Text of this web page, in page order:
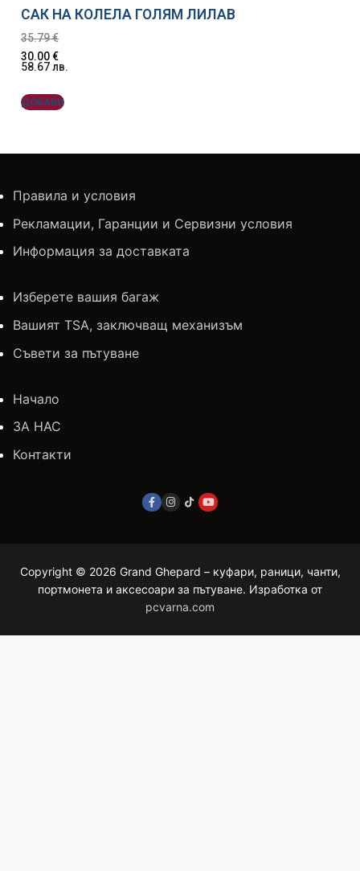
САК НА КОЛЕЛА ГОЛЯМ ЛИЛАВ
35.79€
30.00€
58.67лв.
ДОБАВИ
Правила и условия
Рекламации, Гаранции и Сервизни условия
Информация за доставката
Изберете вашия багаж
Вашият TSA, заключващ механизъм
Съвети за пътуване
Начало
ЗА НАС
Контакти
Copyright © 2026 Grand Ghepard – куфари, раници, чанти,
портмонета и аксесоари за пътуване. Изработка от
pcvarna.com